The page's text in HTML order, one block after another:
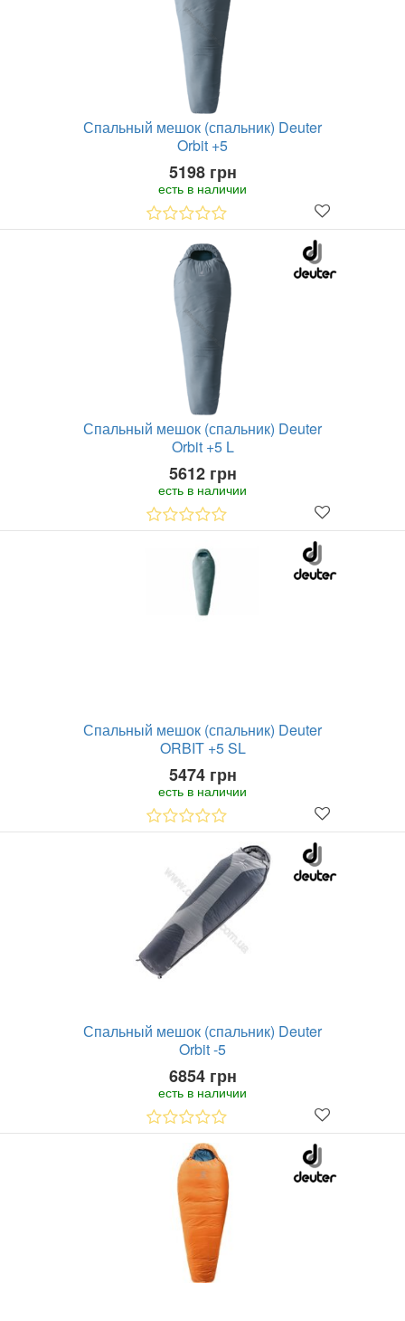
Спальный мешок (спальник) Deuter
Orbit +5
5198 грн
есть в наличии
Спальный мешок (спальник) Deuter
Orbit +5 L
5612 грн
есть в наличии
Спальный мешок (спальник) Deuter
ORBIT +5 SL
5474 грн
есть в наличии
Спальный мешок (спальник) Deuter
Orbit -5
6854 грн
есть в наличии